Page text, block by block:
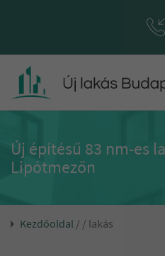
Új építésű 83 nm-es
Lipótmezőn
Kezdőoldal / / lakás